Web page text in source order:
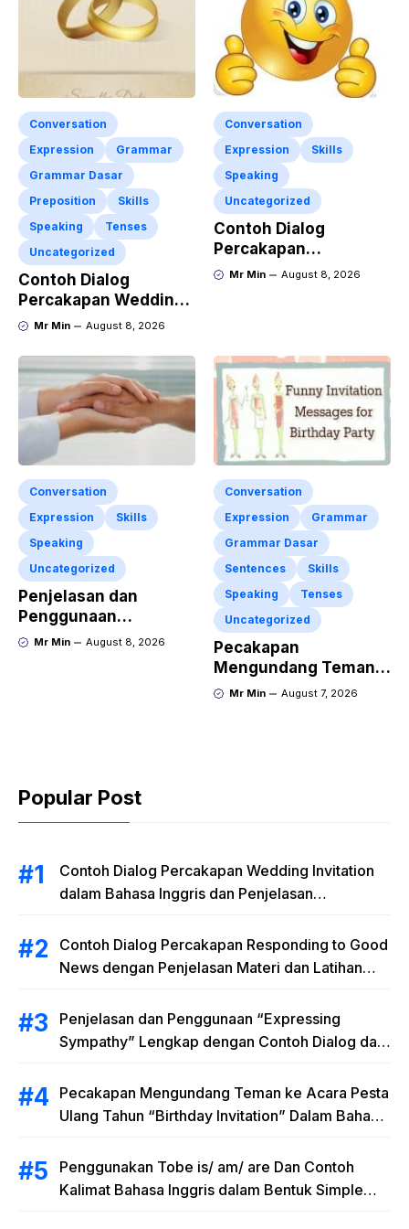
Conversation
Expression
Grammar
Grammar Dasar
Preposition
Skills
Speaking
Tenses
Uncategorized
Contoh Dialog
Percakapan Wedding
Invitation dalam
Penjelasan
Terlengkap
Mr Min August 8, 2026
Conversation
Expression
Skills
Speaking
Uncategorized
Contoh Dialog
Percakapan
Responding to Good
Mr Min August 8, 2026
Conversation
Expression
Skills
Speaking
Uncategorized
Penjelasan dan
Penggunaan
“Expressing
Mr Min August 8, 2026
Conversation
Expression
Grammar
Grammar Dasar
Sentences
Skills
Speaking
Tenses
Uncategorized
Pecakapan
Mengundang Teman
ke Acara Pesta Ulang
Mr Min August 7, 2026
Popular Post
Contoh Dialog Percakapan Wedding Invitation
dalam Bahasa Inggris dan Penjelasan
Contoh Dialog Percakapan Responding to Good
News dengan Penjelasan Materi dan Latihan
Penjelasan dan Penggunaan “Expressing
Sympathy” Lengkap dengan Contoh Dialog dan
Pecakapan Mengundang Teman ke Acara Pesta
Ulang Tahun “Birthday Invitation” Dalam Bahasa
Penggunakan Tobe is/ am/ are Dan Contoh
Kalimat Bahasa Inggris dalam Bentuk Simple